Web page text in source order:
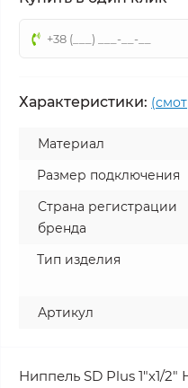
Характеристики:
Материал
Размер подключения
Страна регистрации
бренда
Тип изделия
Артикул
Ниппель SD Plus 1"х1/